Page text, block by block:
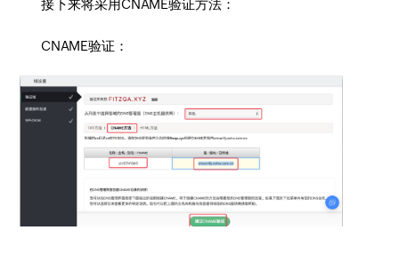
接下来将采用CNAME验证方法：
CNAME验证：